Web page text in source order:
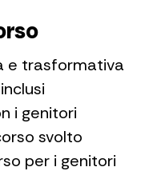
e trasformativa
i genitori
svolto
per i genitori